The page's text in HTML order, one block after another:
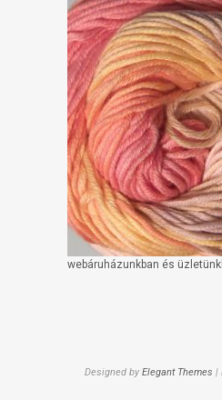
webáruházunkban és
Designed by Elegant Themes |